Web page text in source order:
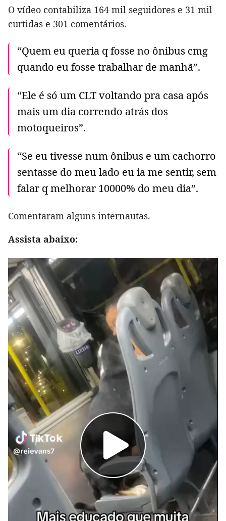
O vídeo contabiliza 164 mil seguidores e 31 mil
curtidas e 301 comentários.
“Quem eu queria q fosse no ônibus cmg
quando eu fosse trabalhar de manhã”.
“Ele é só um CLT voltando pra casa após
mais um dia correndo atrás dos
motoqueiros”.
“Se eu tivesse num ônibus e um cachorro
sentasse do meu lado eu ia me sentir, sem
falar q melhorar 10000% do meu dia”.
Comentaram alguns internautas.
Assista abaixo: